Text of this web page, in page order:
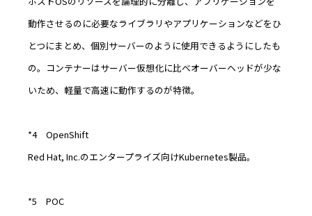
動作させるのに必要なライブラリやアプリケーションなどをひ
とつにまとめ、個別サーバーのように使用できるようにしたも
の。コンテナーはサーバー仮想化に比べオーバーヘッドが少な
いため、軽量で高速に動作するのが特徴。
*4 OpenShift
Red Hat, Inc.のエンタープライズ向けKubernetes製品。
*5 POC